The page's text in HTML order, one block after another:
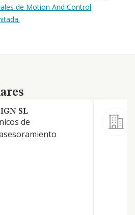
de Motion And Control
SL
de